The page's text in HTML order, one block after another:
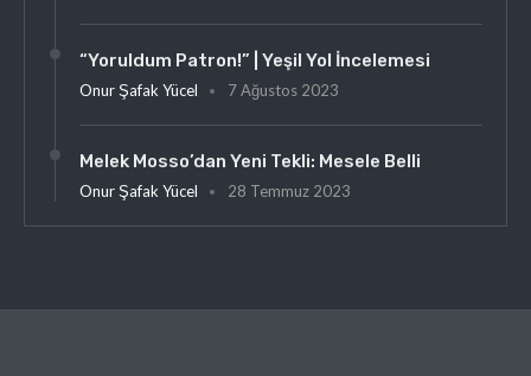
“Yoruldum Patron!” | Yeşil Yol İncelemesi
Onur Şafak Yücel 7 Ağustos 2023
Melek Mosso’dan Yeni Tekli: Mesele Belli
Onur Şafak Yücel 28 Temmuz 2023